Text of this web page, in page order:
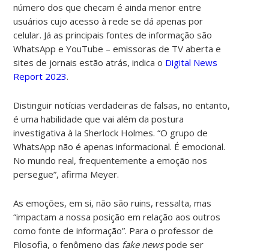
número dos que checam é ainda menor entre
usuários cujo acesso à rede se dá apenas por
celular. Já as principais fontes de informação são
WhatsApp e YouTube – emissoras de TV aberta e
sites de jornais estão atrás, indica o Digital News
Report 2023.
Distinguir notícias verdadeiras de falsas, no entanto,
é uma habilidade que vai além da postura
investigativa à la Sherlock Holmes. “O grupo de
WhatsApp não é apenas informacional. É emocional.
No mundo real, frequentemente a emoção nos
persegue”, afirma Meyer.
As emoções, em si, não são ruins, ressalta, mas
“impactam a nossa posição em relação aos outros
como fonte de informação”. Para o professor de
Filosofia, o fenômeno das fake newspode ser